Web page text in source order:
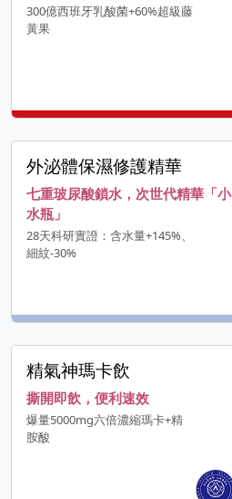
300億西班牙乳酸菌+60%超級藤
黃果
外泌體保濕修護精華
七重玻尿酸鎖水，次世代精華「小
水瓶」
28天科研實證：含水量+145%、
細紋-30%
精氣神瑪卡飲
撕開即飲，便利速效
爆量5000mg六倍濃縮瑪卡+精
胺酸